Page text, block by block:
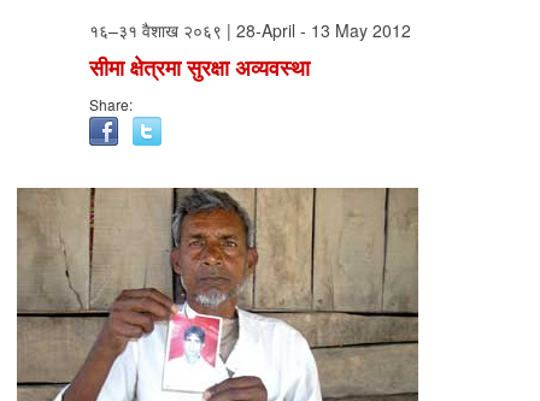
१६–३१ वैशाख २०६९ | 28-April - 13 May 2012
सीमा क्षेत्रमा सुरक्षा अव्यवस्था
Share: